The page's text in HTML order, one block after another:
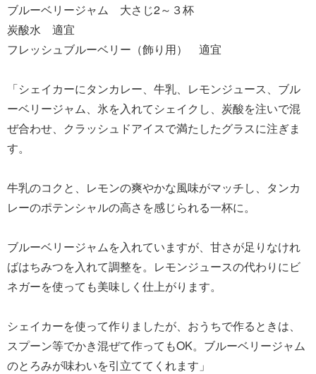
ブルーベリージャム 大さじ2～３杯
炭酸水 適宜
フレッシュブルーベリー（飾り用） 適宜
「シェイカーにタンカレー、牛乳、レモンジュース、ブル
ーベリージャム、氷を入れてシェイクし、炭酸を注いで混
ぜ合わせ、クラッシュドアイスで満たしたグラスに注ぎま
す。
牛乳のコクと、レモンの爽やかな風味がマッチし、タンカ
レーのポテンシャルの高さを感じられる一杯に。
ブルーベリージャムを入れていますが、甘さが足りなけれ
ばはちみつを入れて調整を。レモンジュースの代わりにビ
ネガーを使っても美味しく仕上がります。
シェイカーを使って作りましたが、おうちで作るときは、
スプーン等でかき混ぜて作ってもOK。ブルーベリージャム
のとろみが味わいを引立ててくれます」